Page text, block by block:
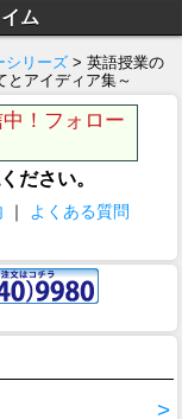
ム
シリーズ > 英語授業の
とアイディア集～
！フォロー
ださい。
｜ よくある質問
>